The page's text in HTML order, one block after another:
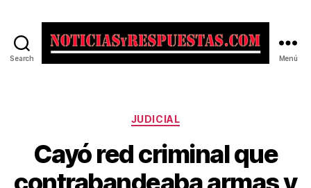
Search Menú
Categorías
JUDICIAL
Cayó red criminal que